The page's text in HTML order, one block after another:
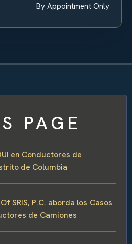
By Appointment Only
PAGE
en Conductores de
de Columbia
SRIS, P.C. aborda los Casos
de Camiones